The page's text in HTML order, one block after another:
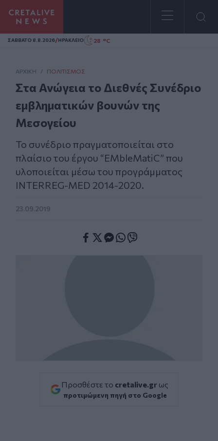
Homepage
ΣAΒΒΑΤΟ 8.8.2026/ΗΡΑΚΛΕΙΟ 28 °C
ΑΡΧΙΚΗ / ΠΟΛΙΤΙΣΜΌΣ
Στα Ανώγεια το Διεθνές Συνέδριο
εμβληματικών βουνών της
Μεσογείου
Το συνέδριο πραγματοποιείται στο
πλαίσιο του έργου “EMbleMatiC” που
υλοποιείται μέσω του προγράμματος
INTERREG-MED 2014-2020.
23.09.2019
Προσθέστε το cretalive.gr ως
προτιμώμενη πηγή στο Google